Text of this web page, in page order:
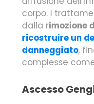
corpo. I
dalla rimozione
ricostruire un
danneggiato,
complesse
Ascesso